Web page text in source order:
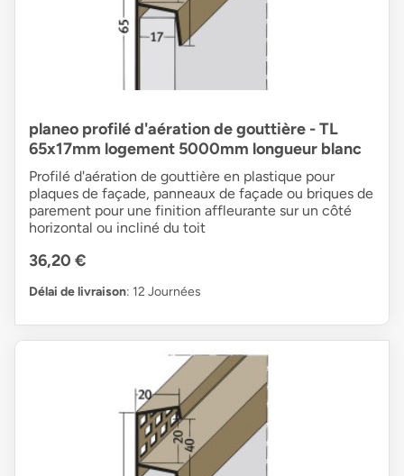
planeo profilé d'aération de gouttière - TL
65x17mm logement 5000mm longueur blanc
Profilé d'aération de gouttière en plastique pour
plaques de façade, panneaux de façade ou briques de
parement pour une finition affleurante sur un côté
horizontal ou incliné du toit
36,20 €
Délai de livraison: 12 Journées